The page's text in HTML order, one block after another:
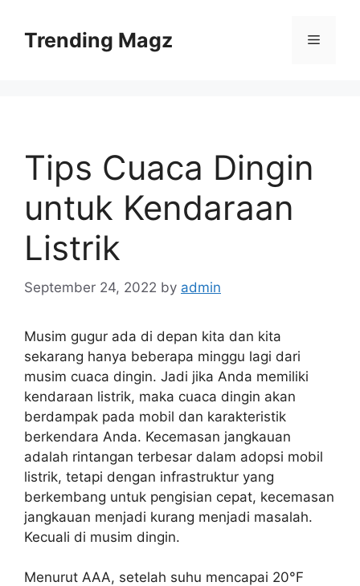
contentTrending Magz Menu
Tips Cuaca Dingin
untuk Kendaraan
Listrik
September 24, 2022 by admin
Musim gugur ada di depan kita dan kita
sekarang hanya beberapa minggu lagi dari
musim cuaca dingin. Jadi jika Anda memiliki
kendaraan listrik, maka cuaca dingin akan
berdampak pada mobil dan karakteristik
berkendara Anda. Kecemasan jangkauan
adalah rintangan terbesar dalam adopsi mobil
listrik, tetapi dengan infrastruktur yang
berkembang untuk pengisian cepat, kecemasan
jangkauan menjadi kurang menjadi masalah.
Kecuali di musim dingin.
Menurut AAA, setelah suhu mencapai 20°F